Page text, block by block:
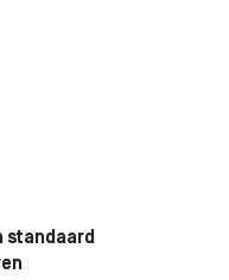
standaard